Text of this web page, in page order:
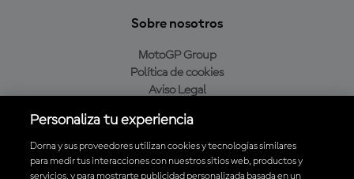
Sobre nosotros
MotoGP Group
Política de cookies
Aviso Legal
Política de compra
Personaliza tu experiencia
Dorna y sus proveedores utilizan cookies y tecnologías similares
para medir tus interacciones con nuestros sitios web, productos y
servicios, y para mostrarte publicidad personalizada basada en un